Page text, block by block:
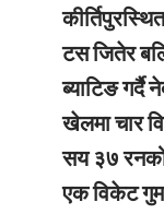
टस जितेर
ब्याटिङ गर्दै
खेलमा चार
सय ३७
एक विकेट